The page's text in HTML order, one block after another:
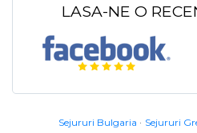
LASA-NE O
Sejururi Bulgaria Sejururi